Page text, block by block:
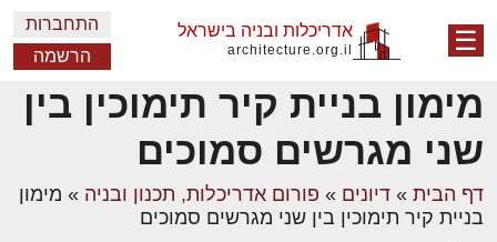
☰ אדריכלות ובניה בישראל
architecture.org.il
התחברות
הרשמה
מימון בניית קיר תימוכין בין
שני מגרשים סמוכים
דף הבית » דיונים » פורום אדריכלות, תכנון ובניה » מימון
בניית קיר תימוכין בין שני מגרשים סמוכים